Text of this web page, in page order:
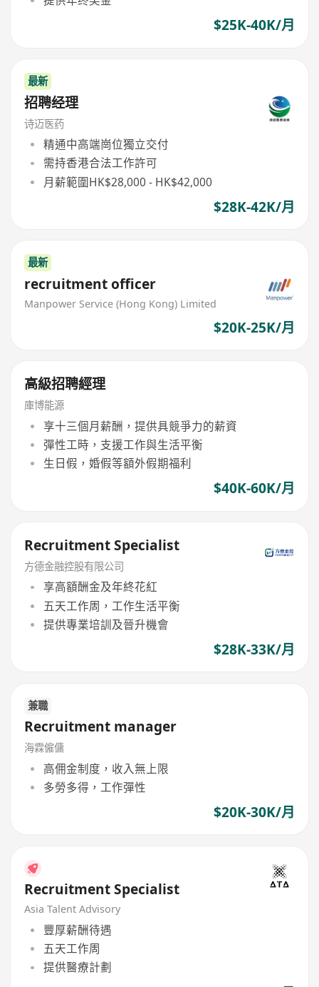
$25K-40K/月
最新
招聘经理
诗迈医药
精通中高端崗位獨立交付
需持香港合法工作許可
月薪範圍HK$28,000 - HK$42,000
$28K-42K/月
最新
recruitment officer
Manpower Service (Hong Kong) Limited
$20K-25K/月
高級招聘經理
庫博能源
享十三個月薪酬，提供具競爭力的薪資
彈性工時，支援工作與生活平衡
生日假，婚假等額外假期福利
$40K-60K/月
Recruitment Specialist
方德金融控股有限公司
享高額酬金及年終花紅
五天工作周，工作生活平衡
提供專業培訓及晉升機會
$28K-33K/月
兼職
Recruitment manager
海霖僱傭
高佣金制度，收入無上限
多勞多得，工作彈性
$20K-30K/月
Recruitment Specialist
Asia Talent Advisory
豐厚薪酬待遇
五天工作周
提供醫療計劃